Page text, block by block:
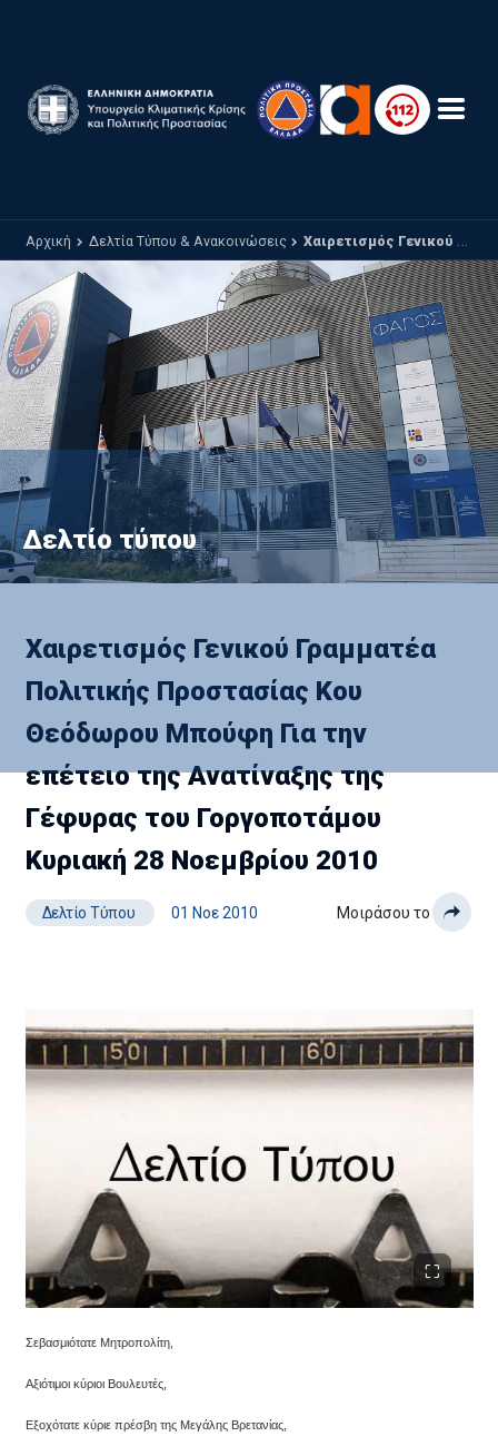
Αρχική Δελτία Τύπου & Ανακοινώσεις Χαιρετισμός Γενικού Γραμματέα Πολιτικής Προστασίας Κου Θεόδωρου Μπούφη Για την επέτειο της Ανατίναξης της Γέφυρας του Γοργοποτάμου Κυριακή 28 Νοεμβρίου 2010
Δελτίο τύπου
Χαιρετισμός Γενικού Γραμματέα
Πολιτικής Προστασίας Κου
Θεόδωρου Μπούφη Για την
επέτειο της Ανατίναξης της
Γέφυρας του Γοργοποτάμου
Κυριακή 28 Νοεμβρίου 2010
Δελτίο Τύπου 01 Νοε 2010 Μοιράσου το
Σεβασμιότατε Μητροπολίτη,
Αξιότιμοι κύριοι Βουλευτές,
Εξοχότατε κύριε πρέσβη της Μεγάλης Βρετανίας,